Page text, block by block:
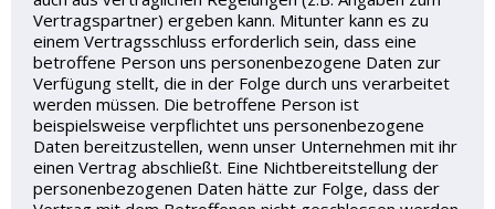
Vertragspartner) ergeben kann. Mitunter kann es zu
einem Vertragsschluss erforderlich sein, dass eine
betroffene Person uns personenbezogene Daten zur
Verfügung stellt, die in der Folge durch uns verarbeitet
werden müssen. Die betroffene Person ist
beispielsweise verpflichtet uns personenbezogene
Daten bereitzustellen, wenn unser Unternehmen mit ihr
einen Vertrag abschließt. Eine Nichtbereitstellung der
personenbezogenen Daten hätte zur Folge, dass der